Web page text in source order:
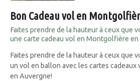
Bon Cadeau vol en
Faites prendre de la hauteur à ceux que
une carte cadeau vol en Montgolfière en
Faites prendre de la hauteur à ceux que
un vol en ballon avec les cartes
en Auvergne!